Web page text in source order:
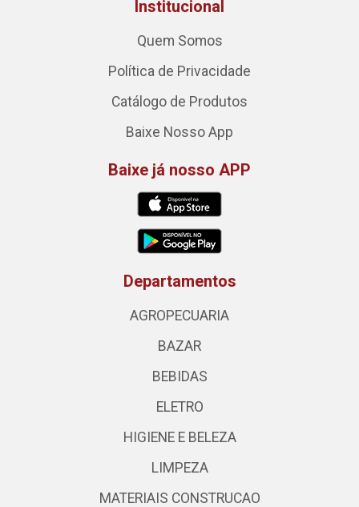
Institucional
Quem Somos
Política de Privacidade
Catálogo de Produtos
Baixe Nosso App
Baixe já nosso APP
Departamentos
AGROPECUARIA
BAZAR
BEBIDAS
ELETRO
HIGIENE E BELEZA
LIMPEZA
MATERIAIS CONSTRUCAO